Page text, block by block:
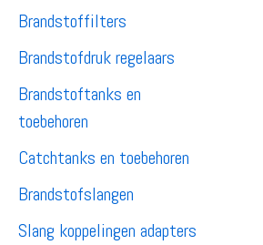
Brandstoffilters
Brandstofdruk regelaars
Brandstoftanks en
toebehoren
Catchtanks en toebehoren
Brandstofslangen
Slang koppelingen adapters